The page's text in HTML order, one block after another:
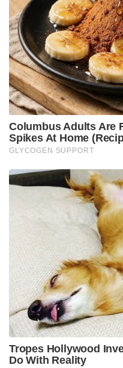
വിഴുങ്ങി യുവാവ്
ഷാനിദ് ആണ് മരിച്ചത്.
ആയിരുന്നു ഇയാൾ
എത്തിച്ച് ചികിത്സ
രക്ഷിക്കാൻ കഴിഞ്ഞില്ല.
Tags: kozhikod MDMA